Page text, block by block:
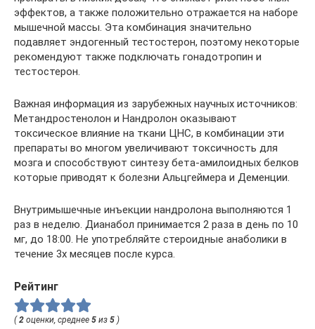
эффектов, а также положительно отражается на наборе
мышечной массы. Эта комбинация значительно
подавляет эндогенный тестостерон, поэтому некоторые
рекомендуют также подключать гонадотропин и
тестостерон.
Важная информация из зарубежных научных источников:
Метандростенолон и Нандролон оказывают
токсическое влияние на ткани ЦНС, в комбинации эти
препараты во многом увеличивают токсичность для
мозга и способствуют синтезу бета-амилоидных белков
которые приводят к болезни Альцгеймера и Деменции.
Внутримышечные инъекции нандролона выполняются 1
раз в неделю. Дианабол принимается 2 раза в день по 10
мг, до 18:00. Не употребляйте стероидные анаболики в
течение 3х месяцев после курса.
Рейтинг
( 2 оценки, среднее 5 из 5 )